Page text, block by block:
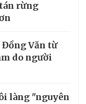
rừng
Văn từ
do người
làng "nguyên